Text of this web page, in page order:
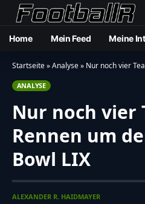
Home Mein Feed Meine
Startseite»Analyse» Nur noch vier
ANALYSE
Nur noch vier
Rennen um
Bowl LIX
ALEXANDER R. HAIDMAYER